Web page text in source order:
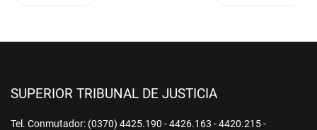
SUPERIOR TRIBUNAL DE JUSTICIA
Tel. Conmutador: (0370) 4425.190 - 4426.163 - 4420.215 -